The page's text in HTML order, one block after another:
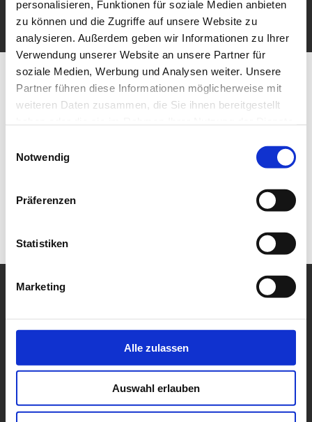
personalisieren, Funktionen für soziale Medien anbieten
zu können und die Zugriffe auf unsere Website zu
analysieren. Außerdem geben wir Informationen zu Ihrer
Verwendung unserer Website an unsere Partner für
soziale Medien, Werbung und Analysen weiter. Unsere
Partner führen diese Informationen möglicherweise mit
weiteren Daten zusammen, die Sie ihnen bereitgestellt
Notwendig
Präferenzen
Statistiken
Marketing
Alle zulassen
Auswahl erlauben